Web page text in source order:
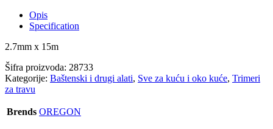
Opis
Specification
2.7mm x 15m
Šifra proizvoda: 28733
Kategorije: Baštenski i drugi alati, Sve za kuću i oko kuće, Trimeri
za travu
Brends OREGON